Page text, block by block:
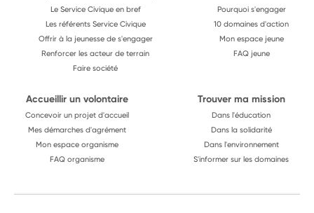
Le Service Civique en bref
Les référents Service Civique
Offrir à la jeunesse de s'engager
Renforcer les acteur de terrain
Faire société
Pourquoi s'engager
10 domaines d'action
Mon espace jeune
FAQ jeune
Accueillir un volontaire
Concevoir un projet d'accueil
Mes démarches d'agrément
Mon espace organisme
FAQ organisme
Trouver ma mission
Dans l'éducation
Dans la solidarité
Dans l'environnement
S'informer sur les domaines